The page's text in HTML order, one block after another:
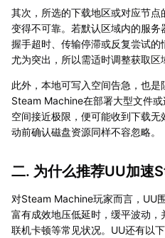
其次，所选的下载地区或对应节
变得不可靠。若默认区域内的服
握手超时、传输停滞或反复尝试
尤为突出，所以需适时调整获取区
此外，本地可写入空间告急，也是
Steam Machine在部署大型文件
空间接近极限，便可能收到下载
动前确认磁盘资源同样不容忽略。
二. 为什么推荐UU加速
对Steam Machine玩家而言，UU
富有成效地压低延时，缓平波动，
联机卡顿等常见状况。UU还有以下